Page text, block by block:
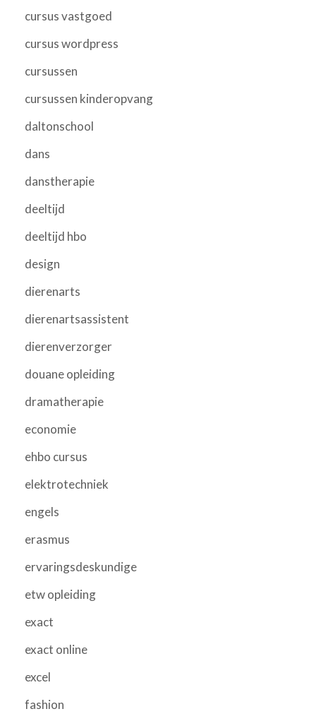
cursus vastgoed
cursus wordpress
cursussen
cursussen kinderopvang
daltonschool
dans
danstherapie
deeltijd
deeltijd hbo
design
dierenarts
dierenartsassistent
dierenverzorger
douane opleiding
dramatherapie
economie
ehbo cursus
elektrotechniek
engels
erasmus
ervaringsdeskundige
etw opleiding
exact
exact online
excel
fashion